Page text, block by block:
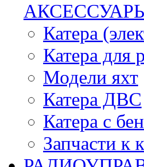
Катера
Катера для
Модели яхт
Катера ДВС
Катера с
Запчасти к